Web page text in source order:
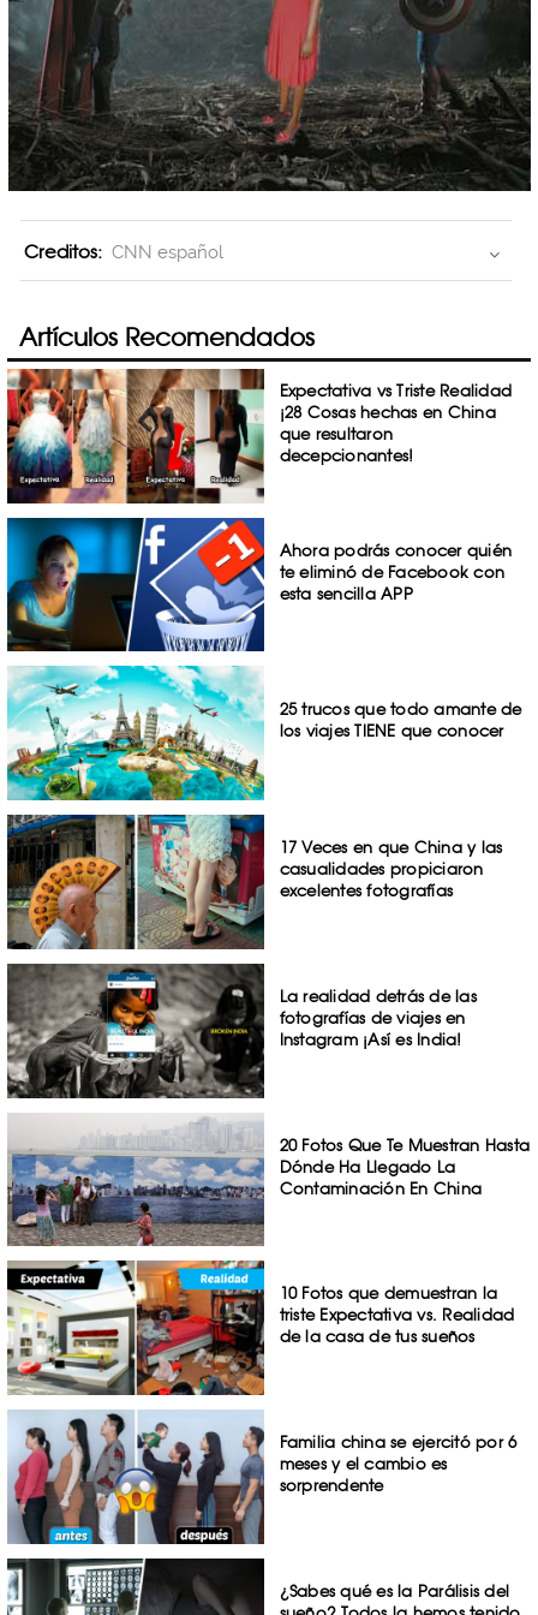
Creditos: CNN español
Artículos Recomendados
Expectativa vs Triste Realidad
¡28 Cosas hechas en China
que resultaron
decepcionantes!
Ahora podrás conocer quién
te eliminó de Facebook con
esta sencilla APP
25 trucos que todo amante de
los viajes TIENE que conocer
17 Veces en que China y las
casualidades propiciaron
excelentes fotografías
La realidad detrás de las
fotografías de viajes en
Instagram ¡Así es India!
20 Fotos Que Te Muestran Hasta
Dónde Ha Llegado La
Contaminación En China
10 Fotos que demuestran la
triste Expectativa vs. Realidad
de la casa de tus sueños
Familia china se ejercitó por 6
meses y el cambio es
sorprendente
¿Sabes qué es la Parálisis del